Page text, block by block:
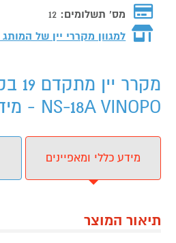
מס' תשלומים: 12
למגוון מקררי יין של המותג
NS-18A VINOPO - מידע נוסף
מידע כללי ומאפיינים
תיאור המוצר